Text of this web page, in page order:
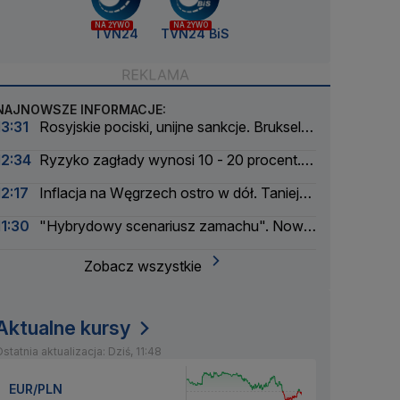
NA ŻYWO
TVN24
NA ŻYWO
TVN24 BiS
INFORMACJE:
Rosyjskie pociski, unijne sankcje. Bruksela
Ryzyko zagłady wynosi 10 - 20 procent.
Inflacja na Węgrzech ostro w dół. Tanieją
"Hybrydowy scenariusz zamachu". Nowe
Zobacz wszystkie
kursy
aktualizacja: Dziś, 11:48
EUR/PLN